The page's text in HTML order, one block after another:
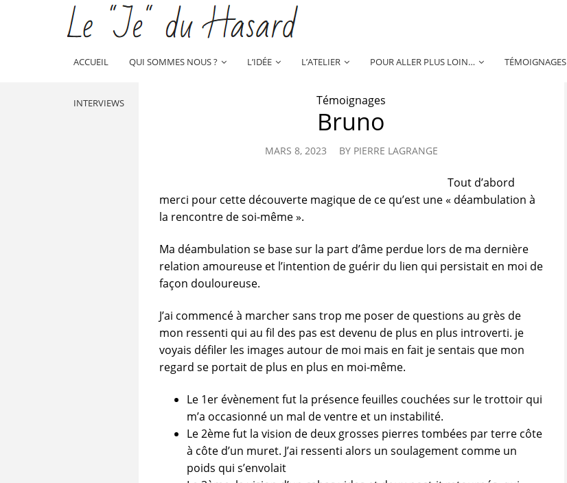
ACCUEIL QUI SOMMES NOUS ? L’IDÉE L’ATELIER POUR ALLER PLUS LOIN… TÉMOIGNAGES
INTERVIEWS Témoignages
Bruno
MARS 8, 2023 BY PIERRE LAGRANGE
Tout d’abord
merci pour cette découverte magique de ce qu’est une « déambulation à
la rencontre de soi-même ».
Ma déambulation se base sur la part d’âme perdue lors de ma dernière
relation amoureuse et l’intention de guérir du lien qui persistait en moi de
façon douloureuse.
J’ai commencé à marcher sans trop me poser de questions au grès de
mon ressenti qui au fil des pas est devenu de plus en plus introverti. je
voyais défiler les images autour de moi mais en fait je sentais que mon
regard se portait de plus en plus en moi-même.
Le 1er évènement fut la présence feuilles couchées sur le trottoir qui
m’a occasionné un mal de ventre et un instabilité.
Le 2ème fut la vision de deux grosses pierres tombées par terre côte
à côte d’un muret. J’ai ressenti alors un soulagement comme un
poids qui s’envolait